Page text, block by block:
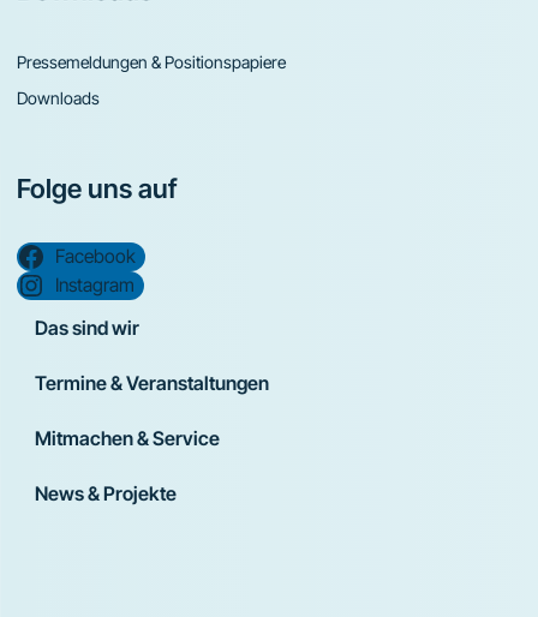
Pressemeldungen & Positionspapiere
Downloads
Folge uns auf
Facebook
Instagram
Das sind wir
Termine & Veranstaltungen
Mitmachen & Service
News & Projekte